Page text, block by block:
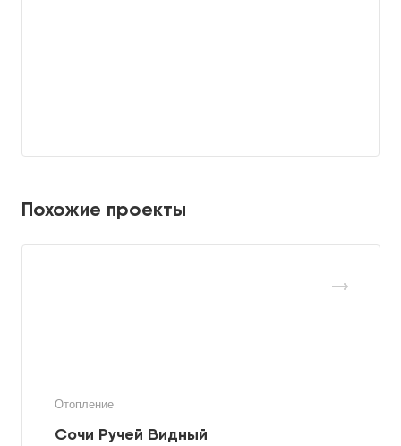
Похожие проекты
Отопление
Сочи Ручей Видный